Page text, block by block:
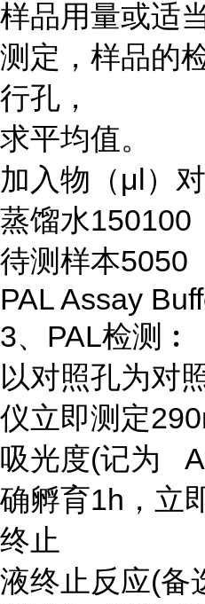
样品用量或适
测定，样品的
行孔，
求平均值。
加入物（μl）
蒸馏水150100
待测样本5050
PAL Assay
3、PAL检测︰
以对照孔为对
仪立即测定
吸光度(记为
确孵育1h，立
终止
液终止反应(备